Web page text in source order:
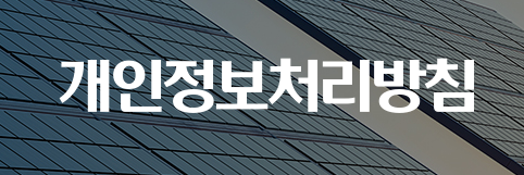
개인정보처리방침